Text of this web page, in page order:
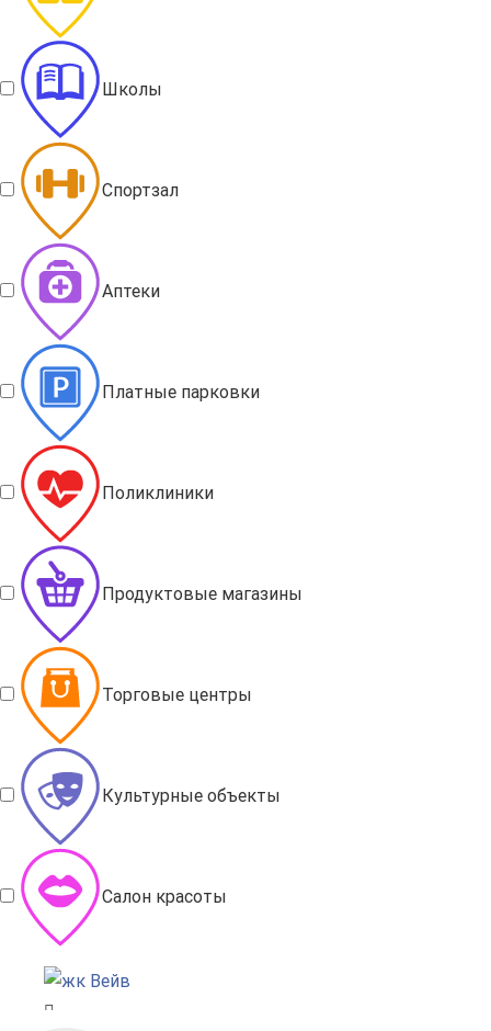
Школы
Спортзал
Аптеки
Платные парковки
Поликлиники
Продуктовые магазины
Торговые центры
Культурные объекты
Салон красоты